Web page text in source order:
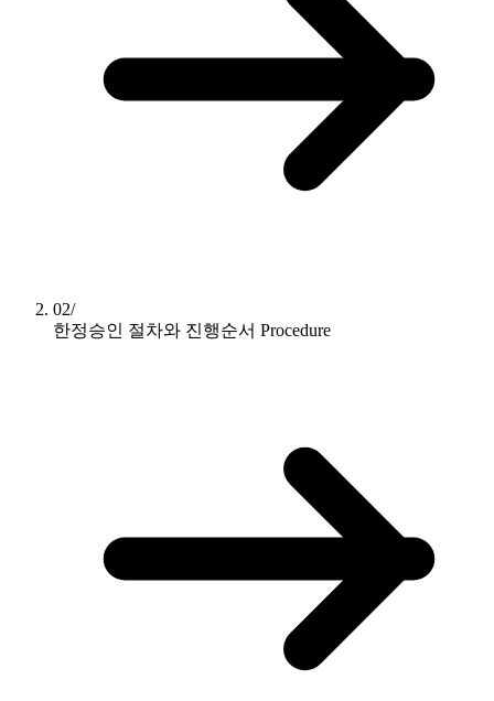
02/
한정승인 절차와 진행순서 Procedure